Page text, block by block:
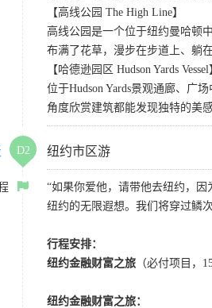
【高线公园 The High Line】
高线公园是一个位于纽约曼哈顿
布满了花草，漫步在步道上、躺
【哈德逊园区 Hudson Yards Vessel
位于Hudson Yards景观通廊、广
角度欣赏建筑都能发现独特的美
D2 纽约市区游
“如果你爱他，请带他去纽约，
纽约的无限遐想。我们将穿过鳞
行程安排：
纽约金融财富之旅 （必付项目，
纽约金融财富之旅：